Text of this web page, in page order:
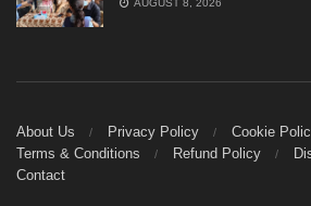
AUGUST 8, 2026
About Us Privacy Policy
Cookie
Terms & Conditions
Refund Policy
Contact